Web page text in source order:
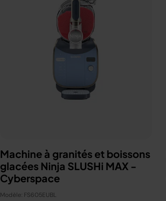
Machine à granités et boissons
glacées Ninja SLUSHi MAX -
Cyberspace
Modèle: FS605EUBL